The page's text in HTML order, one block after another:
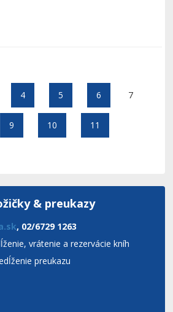
4 5 6 7
9 10 11
& preukazy
, 02/6729 1263
vrátenie a rezervácie kníh
preukazu